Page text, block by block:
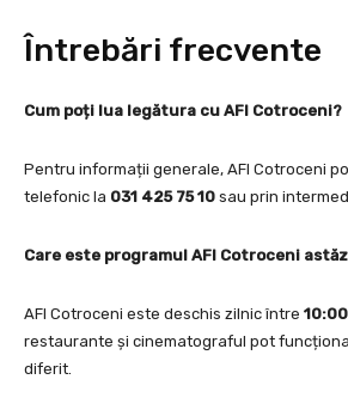
Întrebări frecvente
Cum poți lua legătura cu AFI Cotroceni?
Pentru informații generale, AFI Cotroceni
telefonic la 031 425 75 10 sau prin
Care este programul AFI Cotroceni
AFI Cotroceni este deschis zilnic între
restaurante și cinematograful pot
diferit.